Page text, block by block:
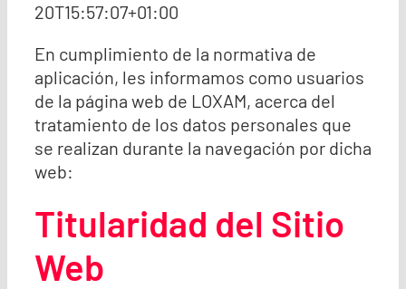
20T15:57:07+01:00
En cumplimiento de la normativa de
aplicación, les informamos como usuarios
de la página web de LOXAM, acerca del
tratamiento de los datos personales que
se realizan durante la navegación por dicha
web:
Titularidad del Sitio
Web